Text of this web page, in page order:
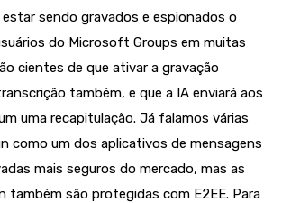
sendo gravados e espionados o
do Microsoft Groups em muitas
cientes de que ativar a gravação
também, e que a IA enviará aos
uma recapitulação. Já falamos várias
como um dos aplicativos de mensagens
mais seguros do mercado, mas as
também são protegidas com E2EE. Para